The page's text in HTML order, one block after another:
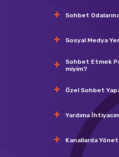
Sohbet
Sosyal Medya
Sohbet Etmek
miyim?
Özel Sohbet
Yardıma
Kanallarda